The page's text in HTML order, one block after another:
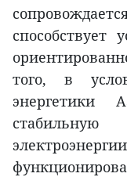
способствует
того, в
энергетики